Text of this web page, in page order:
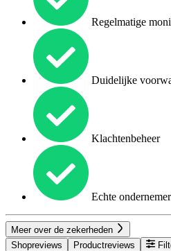
Regelmatige
Duidelijke
Klachtenbeheer
Echte ondernemer
Meer over de zekerheden
Shopreviews
Productreviews